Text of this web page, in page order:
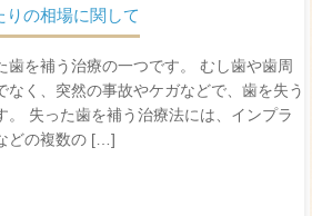
の相場に関して
歯を補う治療の一つです。 むし歯や歯周
なく、突然の事故やケガなどで、歯を失う
。 失った歯を補う治療法には、インプラ
どの複数の […]